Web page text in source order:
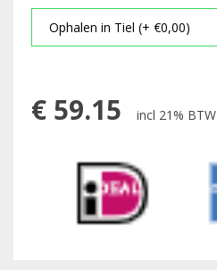
€ 59.15 incl 21% BTW